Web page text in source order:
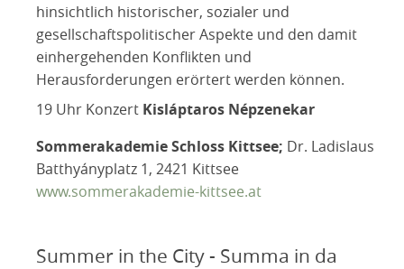
hinsichtlich historischer, sozialer und
gesellschaftspolitischer Aspekte und den damit
einhergehenden Konflikten und
Herausforderungen erörtert werden können.
19 Uhr Konzert Kisláptaros Népzenekar
Sommerakademie Schloss Kittsee; Dr. Ladislaus
Batthyányplatz 1, 2421 Kittsee
www.sommerakademie-kittsee.at
Summer in the City - Summa in da